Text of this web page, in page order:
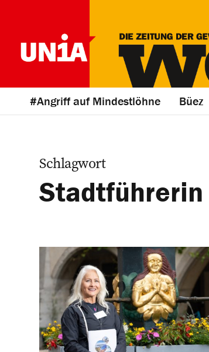
#Angriff auf Mindestlöhne Büez
Schlagwort
Stadtführerin